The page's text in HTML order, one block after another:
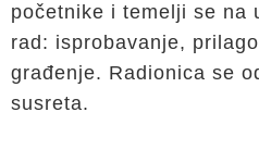
početnike i temelji se na
rad: isprobavanje,
građenje. Radionica se
susreta.